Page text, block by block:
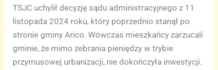
TSJC uchylił decyzję sądu administracyjnego z 11
listopada 2024 roku, który poprzednio stanął po
stronie gminy Arico. Wówczas mieszkańcy zarzucali
gminie, że mimo zebrania pieniędzy w trybie
przymusowej urbanizacji, nie dokończyła inwestycji.